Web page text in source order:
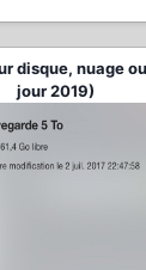
disque, nuage
jour 2019)